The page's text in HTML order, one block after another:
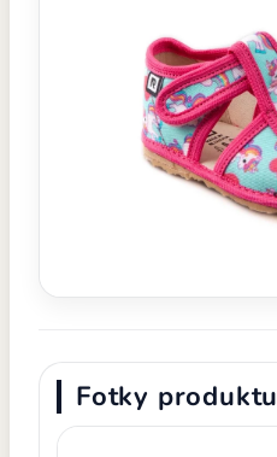
Fotky produktu